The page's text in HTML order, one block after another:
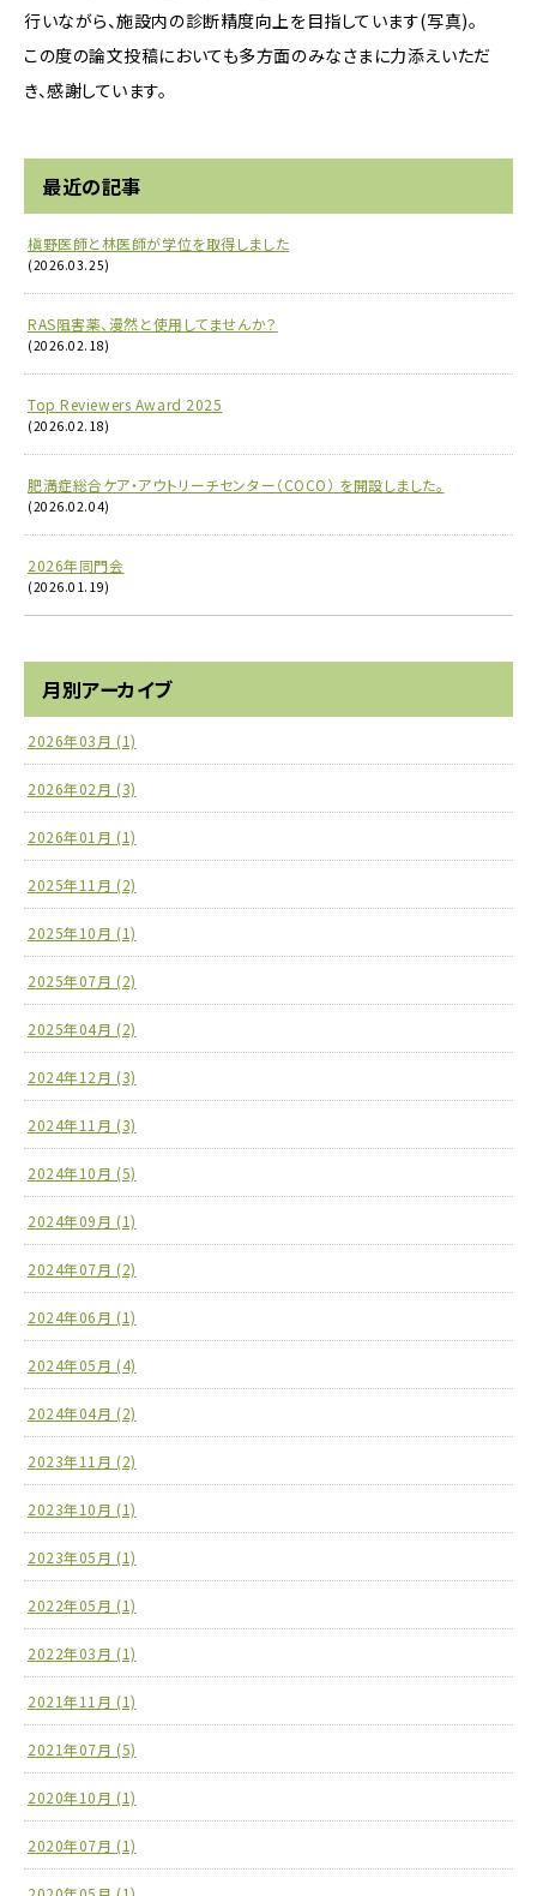
行いながら、施設内の診断精度向上を目指しています(写真)。
この度の論文投稿においても多方面のみなさまに力添えいただ
き、感謝しています。
最近の記事
槇野医師と林医師が学位を取得しました
(2026.03.25)
RAS阻害薬、漫然と使用してませんか？
(2026.02.18)
Top Reviewers Award 2025
(2026.02.18)
肥満症総合ケア・アウトリーチセンター（COCO） を開設しました。
(2026.02.04)
2026年同門会
(2026.01.19)
月別アーカイブ
2026年03月 (1)
2026年02月 (3)
2026年01月 (1)
2025年11月 (2)
2025年10月 (1)
2025年07月 (2)
2025年04月 (2)
2024年12月 (3)
2024年11月 (3)
2024年10月 (5)
2024年09月 (1)
2024年07月 (2)
2024年06月 (1)
2024年05月 (4)
2024年04月 (2)
2023年11月 (2)
2023年10月 (1)
2023年05月 (1)
2022年05月 (1)
2022年03月 (1)
2021年11月 (1)
2021年07月 (5)
2020年10月 (1)
2020年07月 (1)